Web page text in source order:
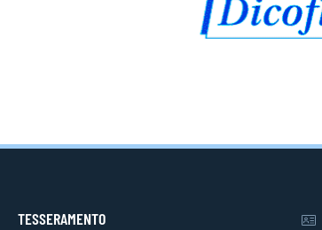
TESSERAMENTO